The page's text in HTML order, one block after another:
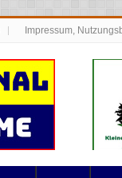
Impressum,